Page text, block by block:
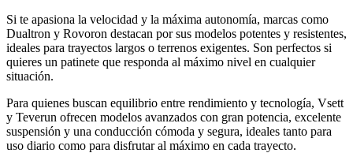
Si te apasiona la velocidad y la máxima autonomía, marcas como
Dualtron y Rovoron destacan por sus modelos potentes y resistentes,
ideales para trayectos largos o terrenos exigentes. Son perfectos si
quieres un patinete que responda al máximo nivel en cualquier
situación.
Para quienes buscan equilibrio entre rendimiento y tecnología, Vsett
y Teverun ofrecen modelos avanzados con gran potencia, excelente
suspensión y una conducción cómoda y segura, ideales tanto para
uso diario como para disfrutar al máximo en cada trayecto.